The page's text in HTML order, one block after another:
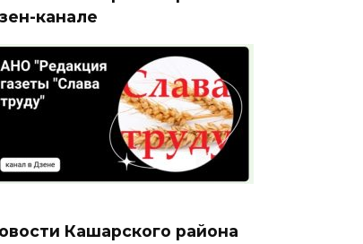
канале
Кашарского района